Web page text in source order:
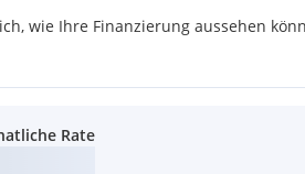
wie Ihre Finanzierung aussehen
Rate